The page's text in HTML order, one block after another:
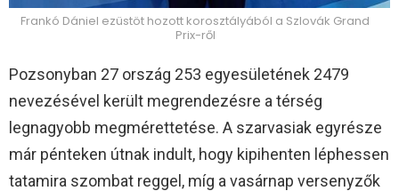
Frankó Dániel ezüstöt hozott korosztályából a Szlovák Grand
Prix-ről
Pozsonyban 27 ország 253 egyesületének 2479
nevezésével került megrendezésre a térség
legnagyobb megmérettetése. A szarvasiak egyrésze
már pénteken útnak indult, hogy kipihenten léphessen
tatamira szombat reggel, míg a vasárnap versenyzők